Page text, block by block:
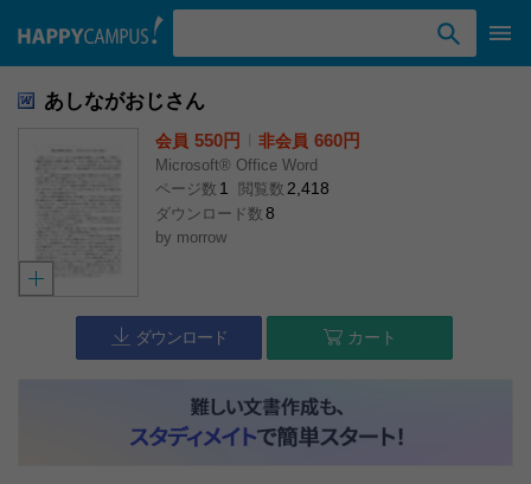
あしながおじさん
会員 550円 非会員 660円
Microsoft® Office Word
ページ数 1 閲覧数 2,418
ダウンロード数 8
by morrow
ダウンロード カート